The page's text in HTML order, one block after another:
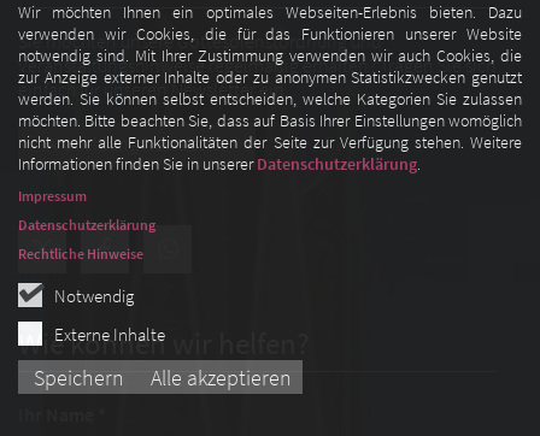
Wir möchten Ihnen ein optimales Webseiten-Erlebnis bieten. Dazu
verwenden wir Cookies, die für das Funktionieren unserer Website
notwendig sind. Mit Ihrer Zustimmung verwenden wir auch Cookies, die
zur Anzeige externer Inhalte oder zu anonymen Statistikzwecken genutzt
werden. Sie können selbst entscheiden, welche Kategorien Sie zulassen
möchten. Bitte beachten Sie, dass auf Basis Ihrer Einstellungen womöglich
nicht mehr alle Funktionalitäten der Seite zur Verfügung stehen. Weitere
Informationen finden Sie in unsererDatenschutzerklärung.
Notwendig
Externe Inhalte
Speichern Alle akzeptieren
Impressum
Datenschutzerklärung
Rechtliche Hinweise
Wie können wir helfen?
Sie möchten unsere Gottesdienstordnung und
Veranstaltungshinweise regelmäßig erhalten? Tragen Sie sich
einfach für unseren Newsletter ein.
Anmeldung Newsletter